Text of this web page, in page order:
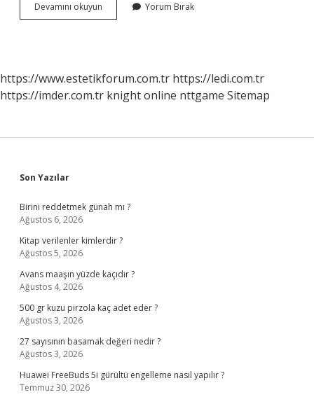
Devamını okuyun
Yaşında
Yorum Bırak
https://www.estetikforum.com.tr https://ledi.com.tr
https://imder.com.tr knight online nttgame Sitemap
Sidebar
Son Yazılar
Birini reddetmek günah mı ?
Ağustos 6, 2026
Kitap verilenler kimlerdir ?
Ağustos 5, 2026
Avans maaşın yüzde kaçıdır ?
Ağustos 4, 2026
500 gr kuzu pirzola kaç adet eder ?
Ağustos 3, 2026
27 sayısının basamak değeri nedir ?
Ağustos 3, 2026
Huawei FreeBuds 5i gürültü engelleme nasıl yapılır ?
Temmuz 30, 2026